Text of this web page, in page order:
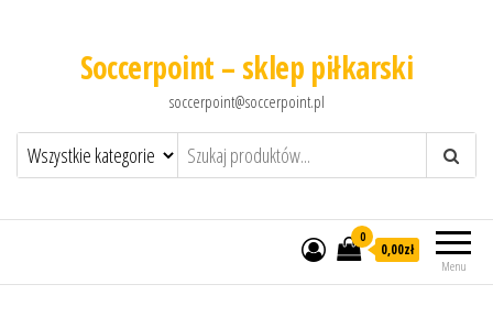
Soccerpoint – sklep piłkarski
soccerpoint@soccerpoint.pl
Menu
0
0,00zł